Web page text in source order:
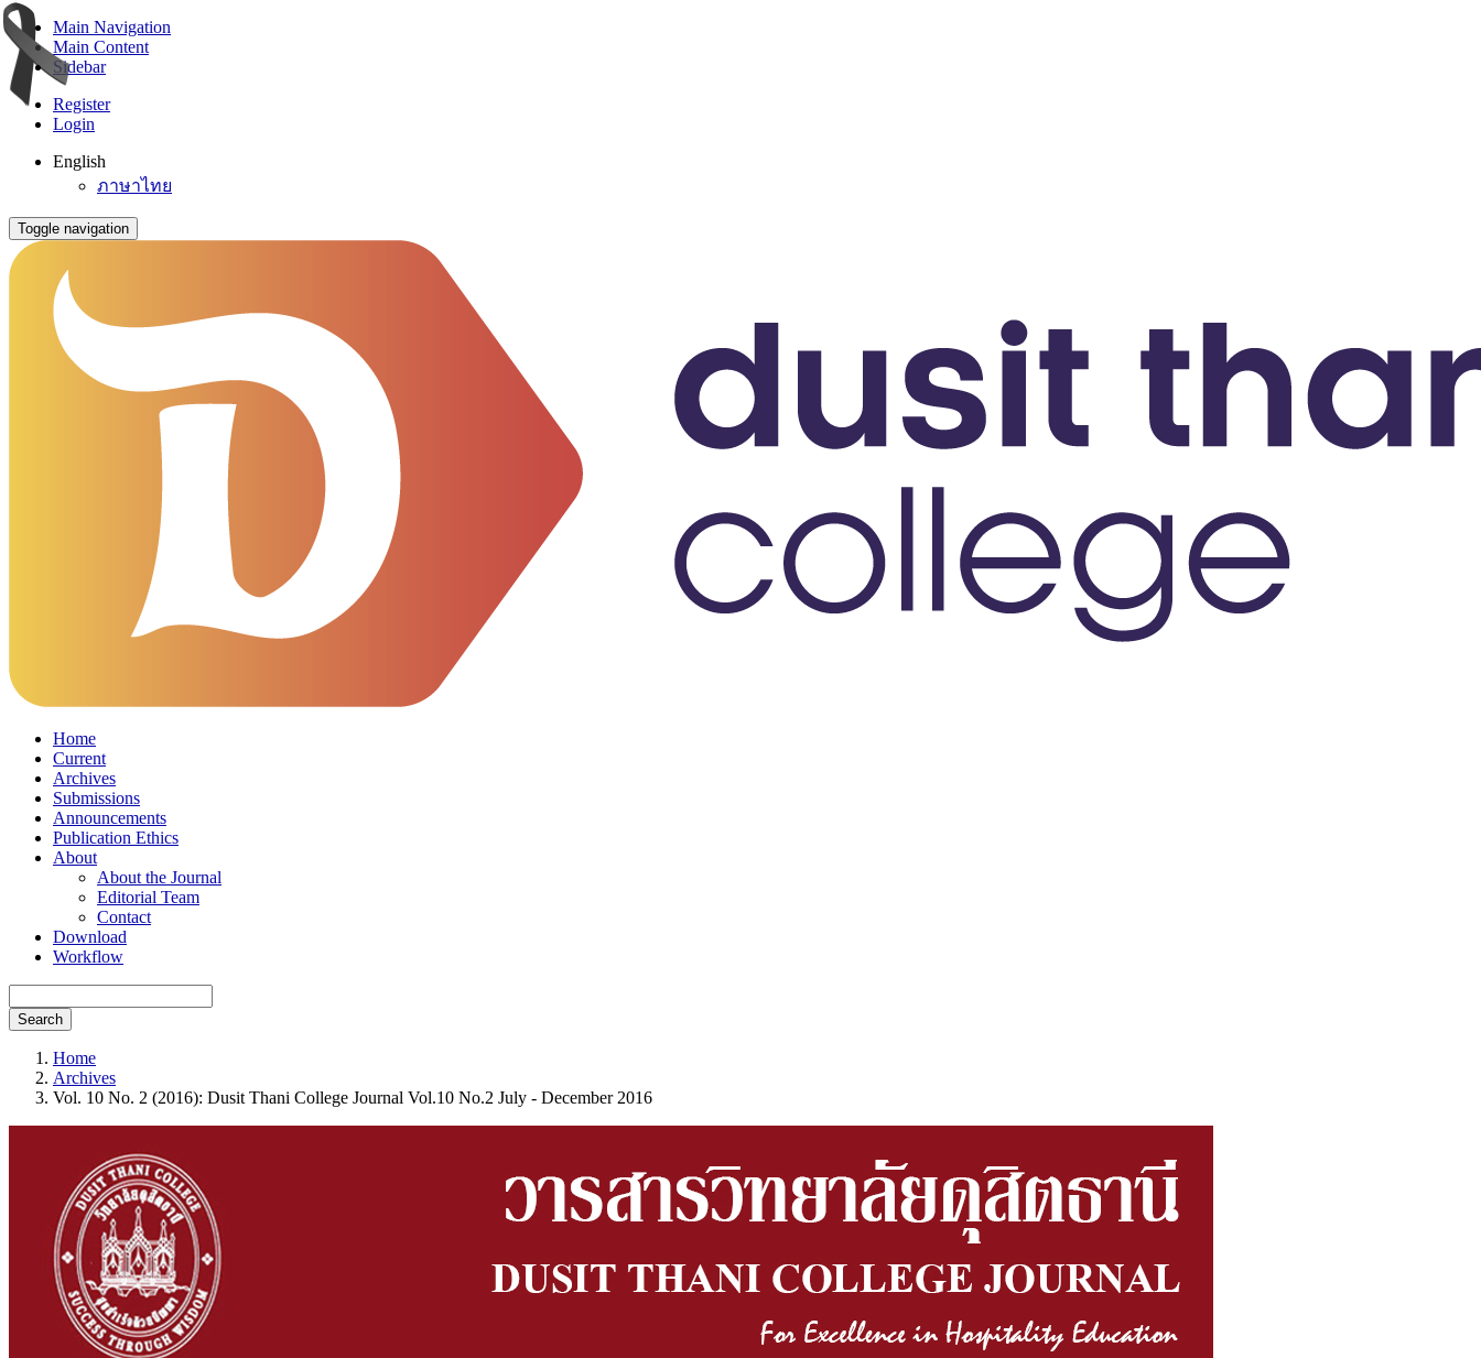
Main Navigation
Main Content
Sidebar
Register
Login
English
ภาษาไทย
Toggle navigation
Home
Current
Archives
Submissions
Announcements
Publication Ethics
About
About the Journal
Editorial Team
Contact
Download
Workflow
Search
Home
Archives
Vol. 10 No. 2 (2016): Dusit Thani College Journal Vol.10 No.2 July - December 2016